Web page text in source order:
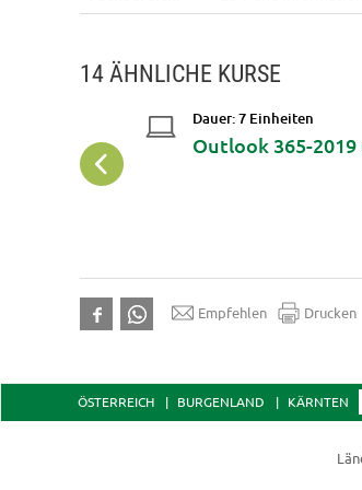
14 ÄHNLICHE KURSE
Dauer: 7 Einheiten
Outlook 365-
Empfehlen Drucken
ÖSTERREICH BURGENLAND KÄRNTEN